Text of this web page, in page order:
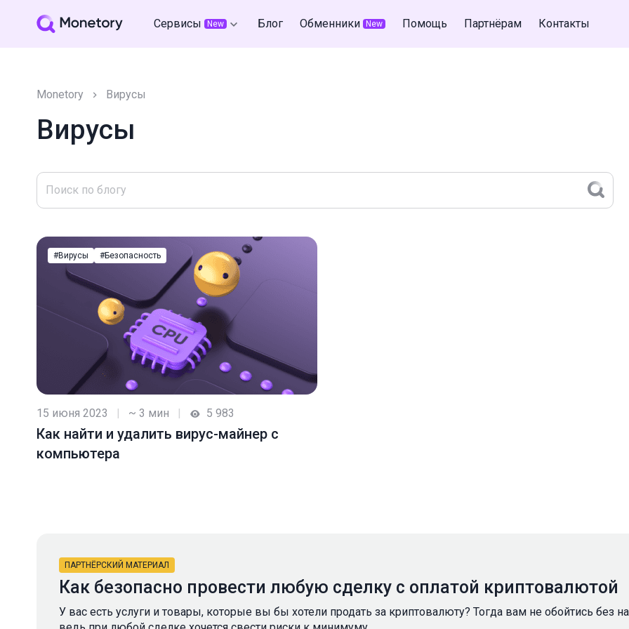
Сервисы New Блог Обменники New Помощь Партнёрам Контакты
Monetory Вирусы
Вирусы
#Вирусы #Безопасность
15 июня 2023 | ~ 3 мин | 5 983
Как найти и удалить вирус-майнер с
компьютера
ПАРТНЁРСКИЙ МАТЕРИАЛ
Как безопасно провести любую сделку с оплатой криптовалютой
У вас есть услуги и товары, которые вы бы хотели продать за криптовалюту? Тогда вам не обойтись без